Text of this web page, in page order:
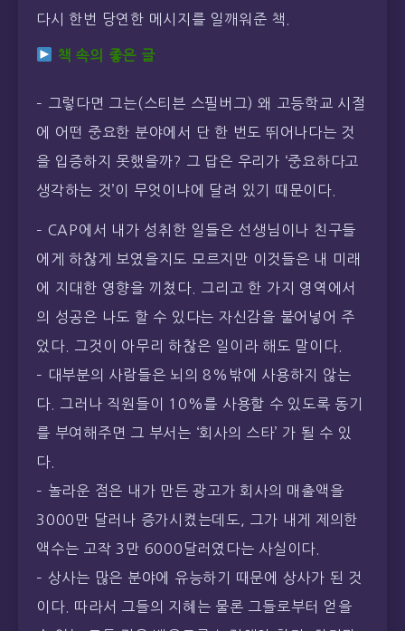
다시 한번 당연한 메시지를 일깨워준 책.
책 속의 좋은 글
– 그렇다면 그는(스티븐 스필버그) 왜 고등학교 시절
에 어떤 중요한 분야에서 단 한 번도 뛰어나다는 것
을 입증하지 못했을까? 그 답은 우리가 ‘중요하다고
생각하는 것’이 무엇이냐에 달려 있기 때문이다.
– CAP에서 내가 성취한 일들은 선생님이나 친구들
에게 하찮게 보였을지도 모르지만 이것들은 내 미래
에 지대한 영향을 끼쳤다. 그리고 한 가지 영역에서
의 성공은 나도 할 수 있다는 자신감을 불어넣어 주
었다. 그것이 아무리 하찮은 일이라 해도 말이다.
– 대부분의 사람들은 뇌의 8%밖에 사용하지 않는
다. 그러나 직원들이 10%를 사용할 수 있도록 동기
를 부여해주면 그 부서는 ‘회사의 스타’ 가 될 수 있
다.
– 놀라운 점은 내가 만든 광고가 회사의 매출액을
3000만 달러나 증가시켰는데도, 그가 내게 제의한
액수는 고작 3만 6000달러였다는 사실이다.
– 상사는 많은 분야에 유능하기 때문에 상사가 된 것
이다. 따라서 그들의 지혜는 물론 그들로부터 얻을